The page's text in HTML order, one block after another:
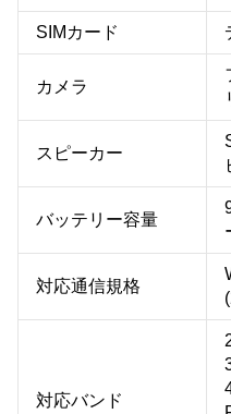
SIMカード
カメラ
スピーカー
バッテリー容量
対応通信規格
対応バンド